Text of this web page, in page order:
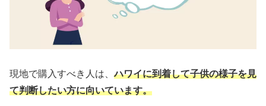
現地で購入すべき人は、ハワイに到着して子供の様子を見
て判断したい方に向いています。